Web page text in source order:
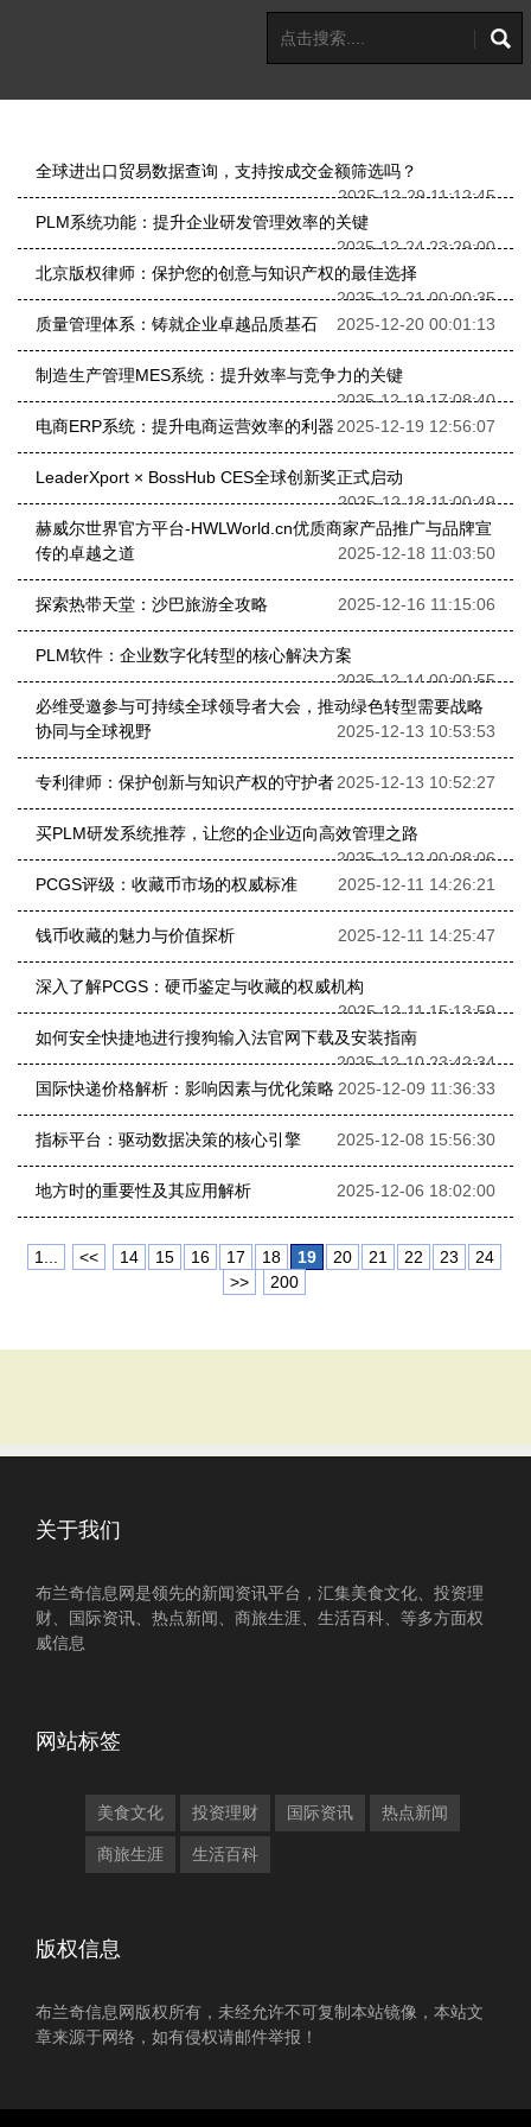
全球进出口贸易数据查询，支持按成交金额筛选吗？
2025-12-29 11:12:45
PLM系统功能：提升企业研发管理效率的关键
2025-12-24 23:29:00
北京版权律师：保护您的创意与知识产权的最佳选择
2025-12-21 00:00:35
质量管理体系：铸就企业卓越品质基石
2025-12-20 00:01:13
制造生产管理MES系统：提升效率与竞争力的关键
2025-12-19 17:08:40
电商ERP系统：提升电商运营效率的利器 2025-12-19 12:56:07
LeaderXport × BossHub CES全球创新奖正式启动
2025-12-18 11:00:49
赫威尔世界官方平台-HWLWorld.cn优质商家产品推广与品牌宣
传的卓越之道
2025-12-18 11:03:50
探索热带天堂：沙巴旅游全攻略 2025-12-16 11:15:06
PLM软件：企业数字化转型的核心解决方案
2025-12-14 00:00:55
必维受邀参与可持续全球领导者大会，推动绿色转型需要战略
协同与全球视野
2025-12-13 10:53:53
专利律师：保护创新与知识产权的守护者2025-12-13 10:52:27
买PLM研发系统推荐，让您的企业迈向高效管理之路
2025-12-12 00:08:06
PCGS评级：收藏币市场的权威标准
2025-12-11 14:26:21
钱币收藏的魅力与价值探析 2025-12-11 14:25:47
深入了解PCGS：硬币鉴定与收藏的权威机构
2025-12-11 15:13:59
如何安全快捷地进行搜狗输入法官网下载及安装指南
2025-12-10 23:42:34
国际快递价格解析：影响因素与优化策略 2025-12-09 11:36:33
指标平台：驱动数据决策的核心引擎 2025-12-08 15:56:30
地方时的重要性及其应用解析 2025-12-06 18:02:00
1... << 14 15 16 17 18 19 20 21 22 23
24
>>
200
关于我们
布兰奇信息网是领先的新闻资讯平台，汇集美食文化、投资理
财、国际资讯、热点新闻、商旅生涯、生活百科、等多方面权
威信息
网站标签
美食文化 投资理财 国际资讯 热点新闻
商旅生涯 生活百科
版权信息
布兰奇信息网版权所有，未经允许不可复制本站镜像，本站文
章来源于网络，如有侵权请邮件举报！